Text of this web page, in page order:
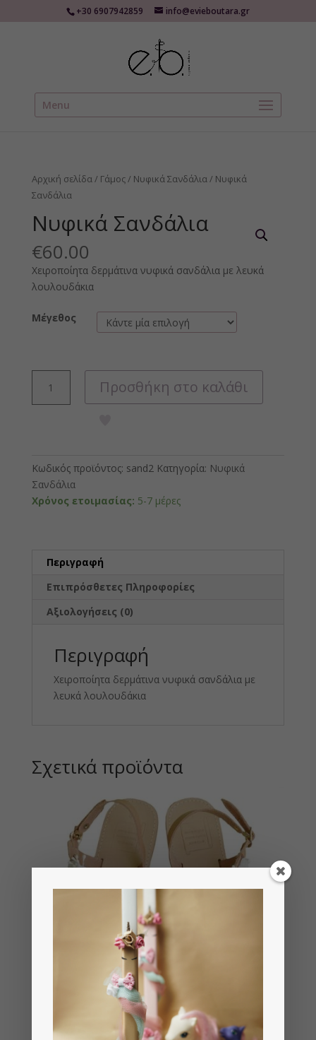
+30 6907942859 info@evieboutara.gr
Menu
Αρχική σελίδα/ Γάμος/ Νυφικά Σανδάλια/ Νυφικά
Σανδάλια
Νυφικά Σανδάλια
€60.00
Χειροποίητα δερμάτινα νυφικά σανδάλια με λευκά
λουλουδάκια
Μέγεθος
Σανδάλια
Προσθήκη στο καλάθι
Κωδικός προϊόντος: sand2 Κατηγορία: Νυφικά
Σανδάλια
Χρόνος ετοιμασίας: 5-7 μέρες
Περιγραφή
Επιπρόσθετες Πληροφορίες
Αξιολογήσεις (0)
Περιγραφή
Χειροποίητα δερμάτινα νυφικά σανδάλια με
λευκά λουλουδάκια
Σχετικά προϊόντα